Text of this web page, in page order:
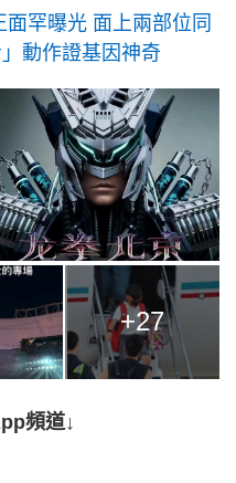
罕曝光 面上兩部位同
動作證基因神奇
+27
頻道↓